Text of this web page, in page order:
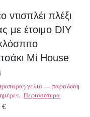
ντισπλέι πλέξι
με έτοιμο DIY
Mi House
— παράδοση
Περισσότερα
€